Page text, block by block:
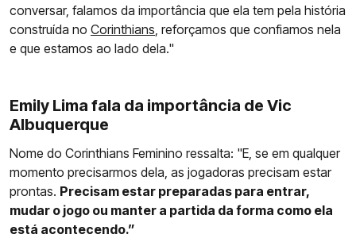
conversar, falamos da importância que ela tem pela história
construída no Corinthians , reforçamos que confiamos nela
e que estamos ao lado dela."
Emily Lima fala da importância de Vic
Albuquerque
Nome do Corinthians Feminino ressalta: "E, se em qualquer
momento precisarmos dela, as jogadoras precisam estar
prontas. Precisam estar preparadas para entrar,
mudar o jogo ou manter a partida da forma como ela
está acontecendo.”